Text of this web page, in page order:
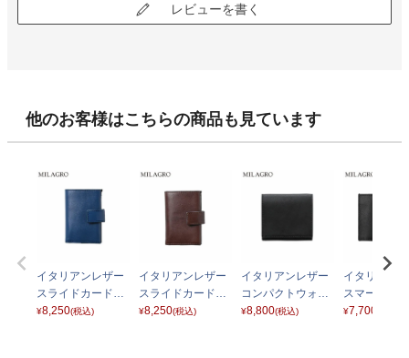
レビューを書く
他のお客様はこちらの商品も見ています
イタリアンレザー
スライドカードウ
ォレット CA-MB-6
¥8,250(税込)
イタリアンレザー
スライドカードウ
ォレット CA-MB-6
¥8,250(税込)
イタリアンレザー
コンパクトウォレ
ット CA-MB-679
¥8,800(税込)
イタリアン
スマートウ
ト[小銭入れ付
¥7,700